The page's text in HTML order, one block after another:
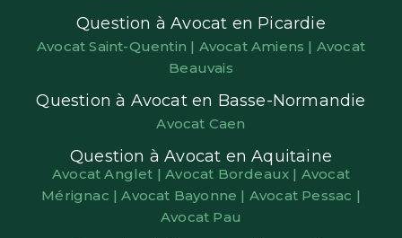
Question à Avocat en Picardie
Avocat Saint-Quentin | Avocat Amiens | Avocat
Beauvais
Question à Avocat en Basse-Normandie
Avocat Caen
Question à Avocat en Aquitaine
Avocat Anglet |Avocat Bordeaux | Avocat
Mérignac |Avocat Bayonne | Avocat Pessac |
Avocat Pau